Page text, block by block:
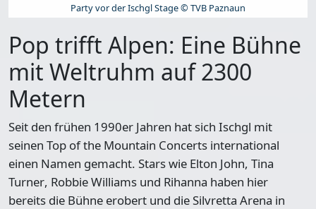
Party vor der Ischgl Stage © TVB Paznaun
Pop trifft Alpen: Eine Bühne
mit Weltruhm auf 2300
Metern
Seit den frühen 1990er Jahren hat sich Ischgl mit
seinen Top of the Mountain Concerts international
einen Namen gemacht. Stars wie Elton John, Tina
Turner, Robbie Williams und Rihanna haben hier
bereits die Bühne erobert und die Silvretta Arena in